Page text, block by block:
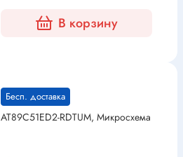
В корзину
Бесп. доставка
AT89C51ED2-RDTUM, Микросхема